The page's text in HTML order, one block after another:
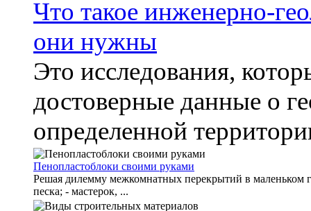
Что такое инженерно-
они нужны
Это исследования,
достоверные данные о
определенной
Пенопластоблоки своими руками
Решая дилемму межкомнатных перекрытий в маленьком
песка; - мастерок, ...